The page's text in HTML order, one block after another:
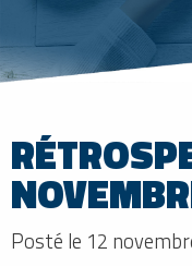
Posté le 12